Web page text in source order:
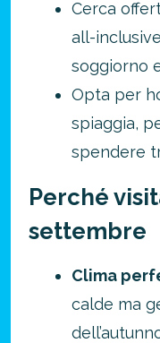
Cerca
all-
soggiorno
Opta per
spiaggia,
spendere
Perché
settembre
Clima
calde ma